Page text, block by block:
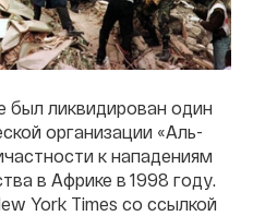
был ликвидирован один
организации «Аль-
к нападениям
в Африке в 1998 году.
York Times со ссылкой